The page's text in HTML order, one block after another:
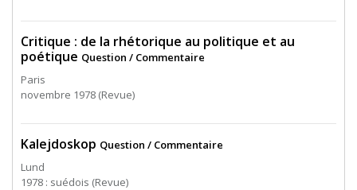
Critique : de la rhétorique au politique et au
poétique Question / Commentaire
Paris
novembre 1978 (Revue)
Kalejdoskop Question / Commentaire
Lund
1978 : suédois (Revue)